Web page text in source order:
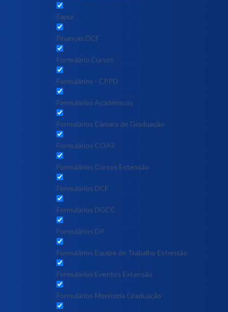
Fapur
Finanças DCF
Formulário Cursos
Formulários - CPPD
Formulários Acadêmicos
Formulários Câmara de Graduação
Formulários COAP
Formulários Cursos Extensão
Formulários DCF
Formulários DGCC
Formulários DP
Formulários Equipe de Trabalho Extensão
Formulários Eventos Extensão
Formulários Monitoria Graduação